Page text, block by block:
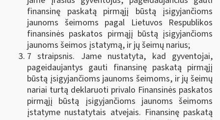
finansinę paskatą pirmąjį būstą įsigyjančioms
jaunoms šeimoms pagal Lietuvos Respublikos
finansinės paskatos pirmąjį būstą įsigyjančioms
jaunoms šeimos įstatymą, ir jų šeimų narius;
7 straipsnis. Jame nustatyta, kad gyventojai,
pageidaujantys gauti finansinę paskatą pirmąjį
būstą įsigyjančioms jaunoms šeimoms, ir jų šeimų
nariai turtą deklaruoti privalo Finansinės paskatos
pirmąjį būstą įsigyjančioms jaunoms šeimoms
įstatyme nustatytais atvejais. Finansinę paskatą